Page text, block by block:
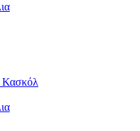
Κασκόλ